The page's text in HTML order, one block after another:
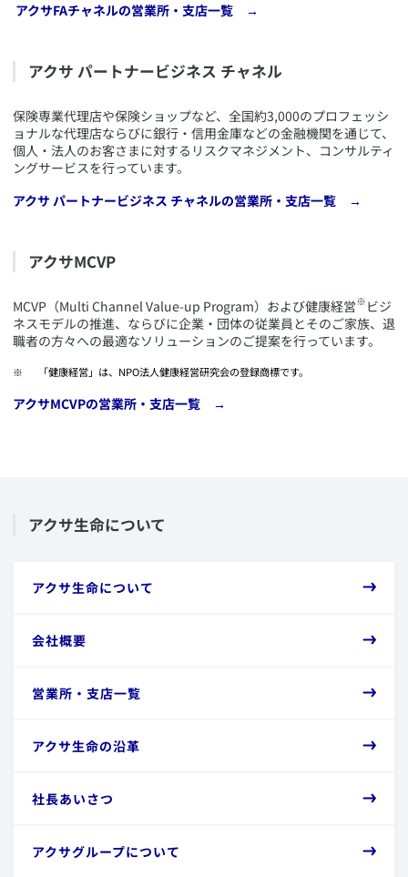
​ アクサFAチャネルの営業所・支店一覧 →
​アクサ パートナービジネス チャネル
​保険専業代理店や保険ショップなど、全国約3,000のプロフェッシ
ョナルな代理店ならびに銀行・信用金庫などの金融機関を通じて、
個人・法人のお客さまに対するリスクマネジメント、コンサルティ
ングサービスを行っています。
​アクサ パートナービジネス チャネルの営業所・支店一覧 →
​アクサMCVP
​MCVP（Multi Channel Value-up Program）および健康経営※ビジ
ネスモデルの推進、ならびに企業・団体の従業員とそのご家族、退
職者の方々への最適なソリューションのご提案を行っています。
​ 「健康経営」は、NPO法人健康経営研究会の登録商標です。
​アクサMCVPの営業所・支店一覧 →
​アクサ生命について
​アクサ生命について
​会社概要
​営業所・支店一覧
​アクサ生命の沿革
​社長あいさつ
​アクサグループについて